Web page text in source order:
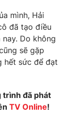
GP-BTTTT
mình, Hải
đã tạo điều
nay. Do không
sẽ gặp
hết sức để đạt
trình đã phát
TV Online!